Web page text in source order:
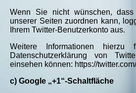
Wenn Sie nicht wünschen,
unserer Seiten zuordnen kann,
Ihrem Twitter-Benutzerkonto aus.
Weitere Informationen
Datenschutzerklärung von
einsehen können: https://
c) Google „+1“-Schaltfläche